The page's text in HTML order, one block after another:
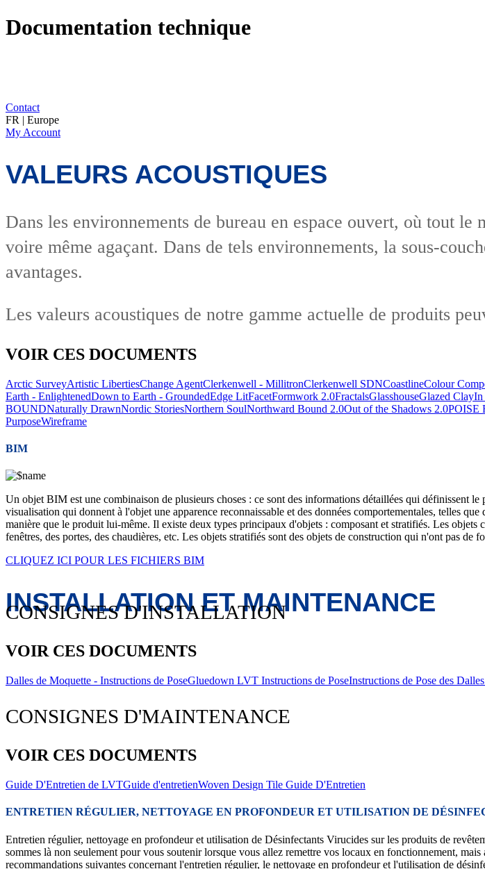
Documentation technique
Contact
FR | Europe
My Account
VALEURS ACOUSTIQUES
Dans les environnements de bureau en espace ouvert, où tout
voire même agaçant. Dans de tels environnements, la sous-
avantages.
Les valeurs acoustiques de notre gamme actuelle de produits
VOIR CES DOCUMENTS
Arctic SurveyArtistic LibertiesChange AgentClerkenwell - MillitronClerkenwell SDNCoastlineColour
Earth - EnlightenedDown to Earth - GroundedEdge LitFacetFormwork 2.0FractalsGlasshouseGlazed ClayIn
BOUNDNaturally DrawnNordic StoriesNorthern SoulNorthward Bound 2.0Out of the Shadows 2.0POISE
PurposeWireframe
BIM
Un objet BIM est une combinaison de plusieurs choses : ce sont des informations détaillées qui définissent
visualisation qui donnent à l'objet une apparence reconnaissable et des données comportementales, telles
manière que le produit lui-même. Il existe deux types principaux d'objets : composant et stratifiés. Les
fenêtres, des portes, des chaudières, etc. Les objets stratifiés sont des objets de construction qui n'ont pas de
CLIQUEZ ICI POUR LES FICHIERS BIM
INSTALLATION ET MAINTENANCE
CONSIGNES D'INSTALLATION
VOIR CES DOCUMENTS
Dalles de Moquette - Instructions de PoseGluedown LVT Instructions de PoseInstructions de Pose des
CONSIGNES D'MAINTENANCE
VOIR CES DOCUMENTS
Guide D'Entretien de LVTGuide d'entretienWoven Design Tile Guide D'Entretien
ENTRETIEN RÉGULIER, NETTOYAGE EN PROFONDEUR ET UTILISATION DE
Entretien régulier, nettoyage en profondeur et utilisation de Désinfectants Virucides sur les produits de
sommes là non seulement pour vous soutenir lorsque vous allez remettre vos locaux en fonctionnement,
recommandations suivantes concernant l'entretien régulier, le nettoyage en profondeur et l'utilisation de